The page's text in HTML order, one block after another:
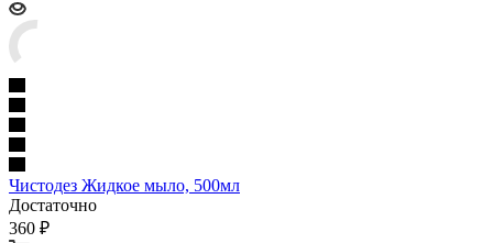
Чистодез Жидкое мыло, 500мл
Достаточно
360 ₽